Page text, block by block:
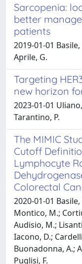
Sarcopenia:
better
patients
2019-01-01
Aprile, G.
Targeting
new horizon
2023-01-01
Tarantino, P.
The MIMIC
Cutoff
Lymphocyte
Colorectal
2020-01-01
Montico, M.;
Audisio, M.;
Iacono, D.;
Buonadonna, A.;
Puglisi, F.